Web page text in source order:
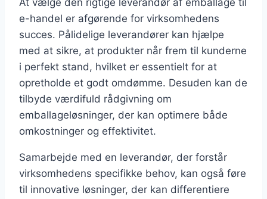
At vælge den rigtige leverandør af emballage til
e-handel er afgørende for virksomhedens
succes. Pålidelige leverandører kan hjælpe
med at sikre, at produkter når frem til kunderne
i perfekt stand, hvilket er essentielt for at
opretholde et godt omdømme. Desuden kan de
tilbyde værdifuld rådgivning om
emballageløsninger, der kan optimere både
omkostninger og effektivitet.
Samarbejde med en leverandør, der forstår
virksomhedens specifikke behov, kan også føre
til innovative løsninger, der kan differentiere